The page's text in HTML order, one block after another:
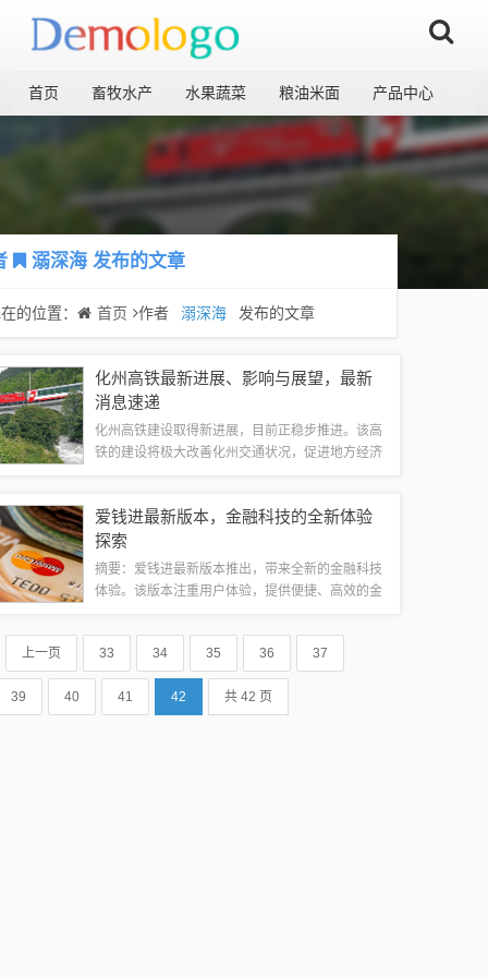
首页 畜牧水产 水果蔬菜 粮油米面 产品中心
溺深海发布的文章
的位置： 首页 作者 溺深海 发布的文章
化州高铁最新进展、影响与展望，最新
消息速递
化州高铁建设取得新进展，目前正稳步推进。该高
铁的建设将极大改善化州交通状况，促进地方经济
提升物流运输效率、促进旅游业发展等。展望...
爱钱进最新版本，金融科技的全新体验
探索
摘要：爱钱进最新版本推出，带来全新的金融科技
体验。该版本注重用户体验，提供便捷、高效的金
的无限可能，爱钱进最新版本为您打造智能、安全
的金融生活。随着科技的飞速发展和金融行业...
上一页 33 34 35 36 37
39 40 41 42 共 42 页